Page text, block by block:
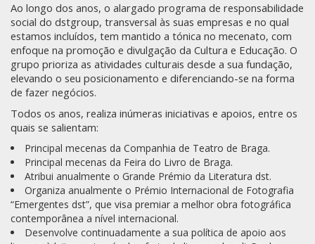
Ao longo dos anos, o alargado programa de responsabilidade
social do dstgroup, transversal às suas empresas e no qual
estamos incluídos, tem mantido a tónica no mecenato, com
enfoque na promoção e divulgação da Cultura e Educação. O
grupo prioriza as atividades culturais desde a sua fundação,
elevando o seu posicionamento e diferenciando-se na forma
de fazer negócios.
Todos os anos, realiza inúmeras iniciativas e apoios, entre os
quais se salientam:
Principal mecenas da Companhia de Teatro de Braga.
Principal mecenas da Feira do Livro de Braga.
Atribui anualmente o Grande Prémio da Literatura dst.
Organiza anualmente o Prémio Internacional de Fotografia
“Emergentes dst”, que visa premiar a melhor obra fotográfica
contemporânea a nível internacional.
Desenvolve continuadamente a sua política de apoio aos